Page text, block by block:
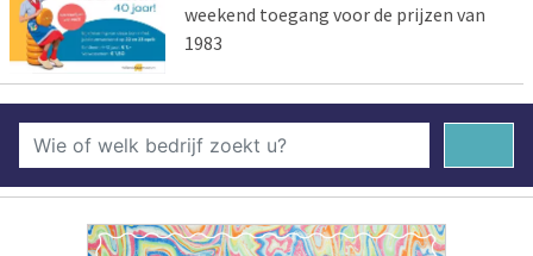
weekend toegang voor de prijzen van
1983